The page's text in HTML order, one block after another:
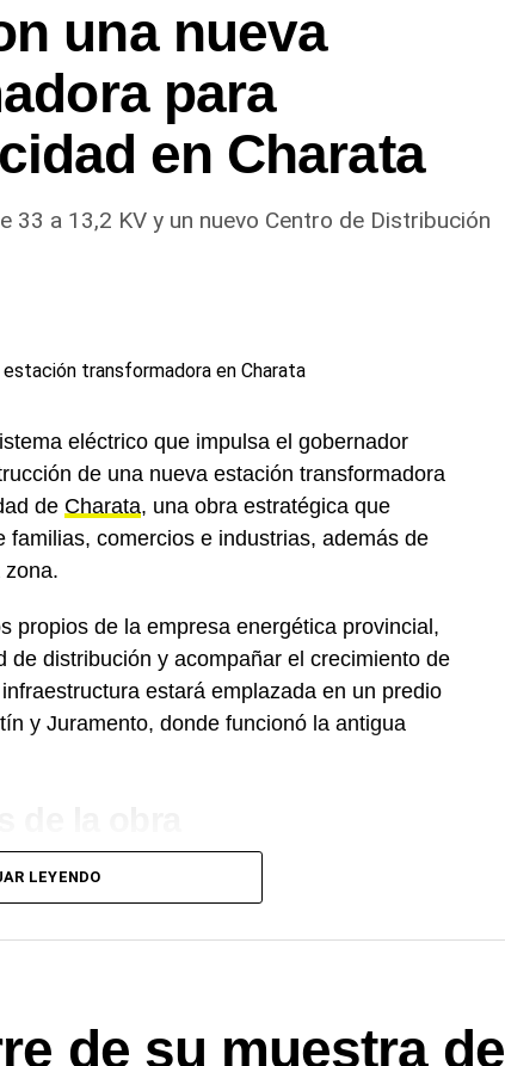
una nueva
para
en Charata
a 13,2 KV y un nuevo Centro de Distribución
eléctrico que impulsa el gobernador
de una nueva estación transformadora
de Charata, una obra estratégica que
comercios e industrias, además de
zona.
propios de la empresa energética provincial,
distribución y acompañar el crecimiento de
estará emplazada en un predio
y Juramento, donde funcionó la antigua
transformadora
de 16 MVA y todos los sistemas de
necesarios para garantizar un
metros, que se conectará con la nueva
además de un tramo de línea
LEYENDO
de su muestra de